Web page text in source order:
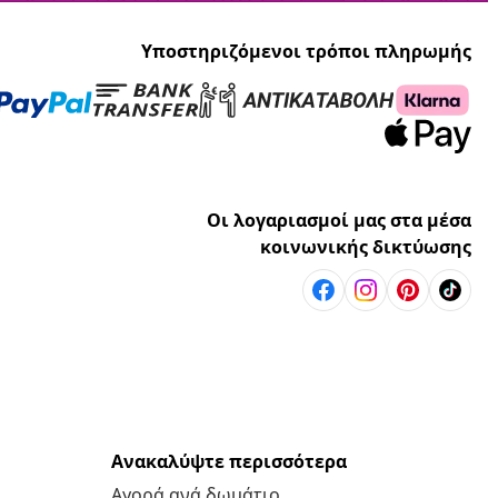
Υποστηριζόμενοι τρόποι πληρωμής
Οι λογαριασμοί μας στα μέσα
κοινωνικής δικτύωσης
Ανακαλύψτε περισσότερα